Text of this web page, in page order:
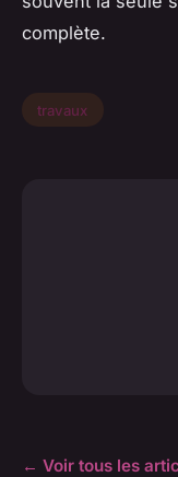
complète.
travaux
← Voir tous les